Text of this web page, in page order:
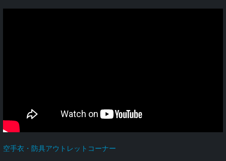
空手衣・防具アウトレットコーナー